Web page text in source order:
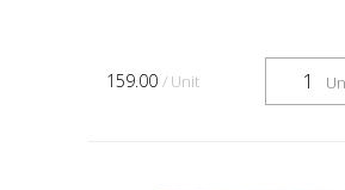
159.00 / Unit